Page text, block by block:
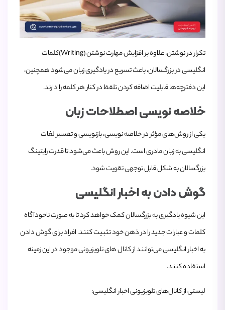
تکرار در نوشتن، علاوه بر افزایش مهارت نوشتن (Writing)کلمات
انگلیسی در بزرگسالان، باعث تسریع در یادگیری زبان می‌شود همچنین،
این دفترچه‌ها قابلیت اضافه کردن تلفظ در کنار هر کلمه را دارند.
خلاصه نویسی اصطلاحات زبان
یکی از روش‌های مؤثر در خلاصه ‌نویسی، بازنویسی و تفسیر لغات
انگلیسی به زبان مادری است. این روش باعث می‌شود تا قدرت رایتینگ
بزرگسالان به شکل قابل توجهی تقویت شود.
گوش دادن به اخبار انگلیسی
این شیوه یادگیری به بزرگسالان کمک خواهد کرد تا به صورت ناخودآگاه
کلمات و عبارات جدید را در ذهن خود تثبیت کنند. افراد برای گوش دادن
به اخبار انگلیسی می‌توانند از کانال های تلویزیونی موجود در این زمینه
استفاده کنند.
لیستی از کانال‌های تلویزیونی اخبار انگلیسی: